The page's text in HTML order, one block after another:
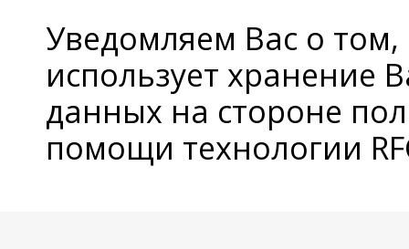
Уведомляем Вас о
использует хранение
данных на стороне
помощи технологии